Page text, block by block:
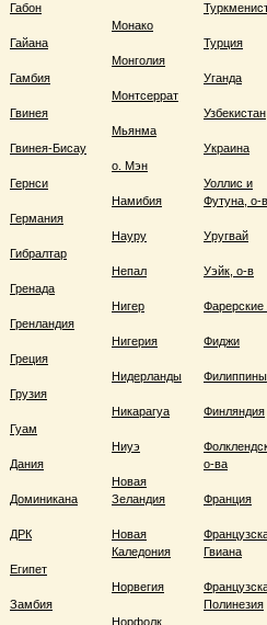
Габон
Гайана
Гамбия
Гвинея
Гвинея-Бисау
Гернси
Германия
Гибралтар
Гренада
Гренландия
Греция
Грузия
Гуам
Дания
Доминикана
ДРК
Египет
Замбия
Монако
Монголия
Монтсеррат
Мьянма
о. Мэн
Намибия
Науру
Непал
Нигер
Нигерия
Нидерланды
Никарагуа
Ниуэ
Новая
Зеландия
Новая
Каледония
Норвегия
Норфолк
Турция
Уганда
Узбекистан
Украина
Уоллис и
Футуна, о-
Уругвай
Уэйк, о-в
Фарерские
Фиджи
Филиппины
Финляндия
о-ва
Франция
Гвиана
Полинезия